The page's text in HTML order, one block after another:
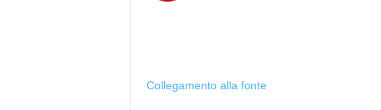
Collegamento alla fonte